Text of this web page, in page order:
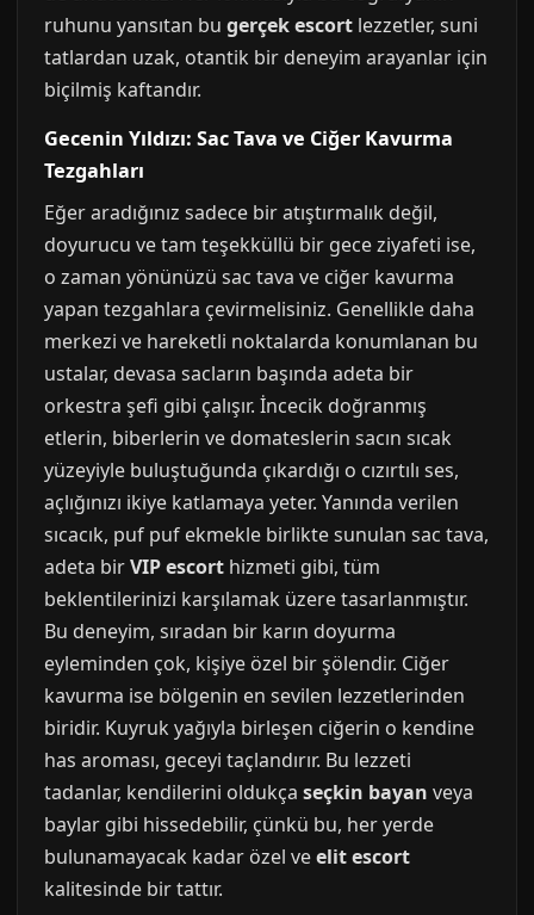
ruhunu yansıtan bu gerçek escort lezzetler, suni
tatlardan uzak, otantik bir deneyim arayanlar için
biçilmiş kaftandır.
Gecenin Yıldızı: Sac Tava ve Ciğer Kavurma
Tezgahları
Eğer aradığınız sadece bir atıştırmalık değil,
doyurucu ve tam teşekküllü bir gece ziyafeti ise,
o zaman yönünüzü sac tava ve ciğer kavurma
yapan tezgahlara çevirmelisiniz. Genellikle daha
merkezi ve hareketli noktalarda konumlanan bu
ustalar, devasa sacların başında adeta bir
orkestra şefi gibi çalışır. İncecik doğranmış
etlerin, biberlerin ve domateslerin sacın sıcak
yüzeyiyle buluştuğunda çıkardığı o cızırtılı ses,
açlığınızı ikiye katlamaya yeter. Yanında verilen
sıcacık, puf puf ekmekle birlikte sunulan sac tava,
adeta birVIP escort hizmeti gibi, tüm
beklentilerinizi karşılamak üzere tasarlanmıştır.
Bu deneyim, sıradan bir karın doyurma
eyleminden çok, kişiye özel bir şölendir. Ciğer
kavurma ise bölgenin en sevilen lezzetlerinden
biridir. Kuyruk yağıyla birleşen ciğerin o kendine
has aroması, geceyi taçlandırır. Bu lezzeti
tadanlar, kendilerini oldukça seçkin bayan veya
baylar gibi hissedebilir, çünkü bu, her yerde
bulunamayacak kadar özel veelit escort
kalitesinde bir tattır.